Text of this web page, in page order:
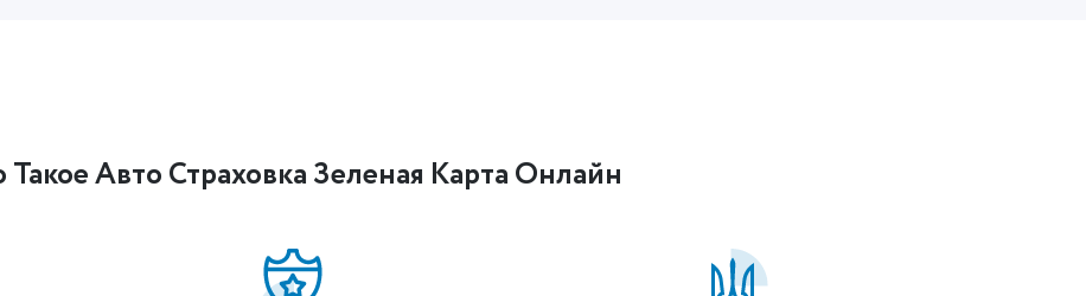
Такое Авто Страховка Зеленая Карта Онлайн